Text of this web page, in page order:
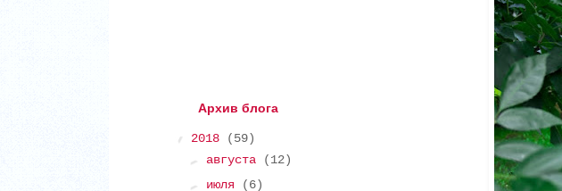
Архив блога
▼ 2018
(59)
► августа
(12)
► июля
(6)